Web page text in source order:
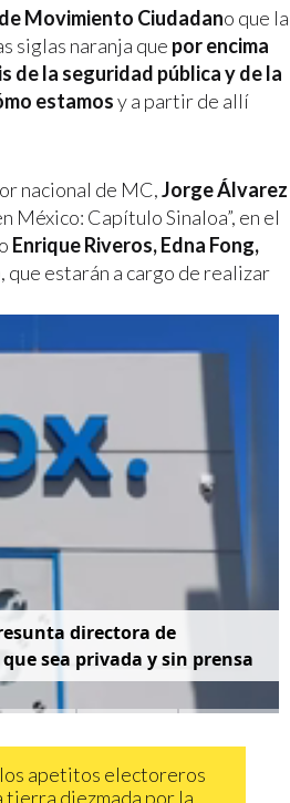
Movimiento Ciudadano que la
siglas naranja que por encima
de la seguridad pública y de la
estamosy a partir de allí
nacional de MC,Jorge Álvarez
México: Capítulo Sinaloa”, en el
Enrique Riveros, Edna Fong,
, que estarán a cargo de realizar
esunta directora de
quesea privada ysin prensa
los apetitos electoreros
tierra diezmada por la